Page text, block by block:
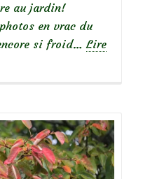
au jardin!
en vrac du
si froid… Lire